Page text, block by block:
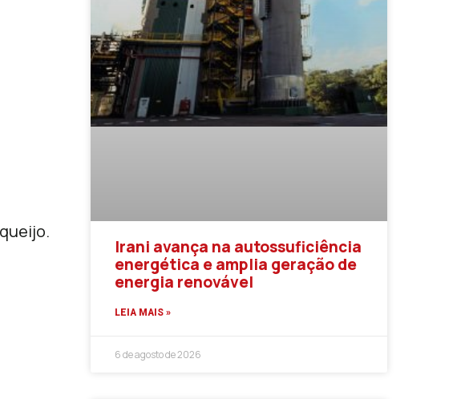
Irani avança na autossuficiência
energética e amplia geração de
energia renovável
LEIA MAIS »
6 de agosto de 2026